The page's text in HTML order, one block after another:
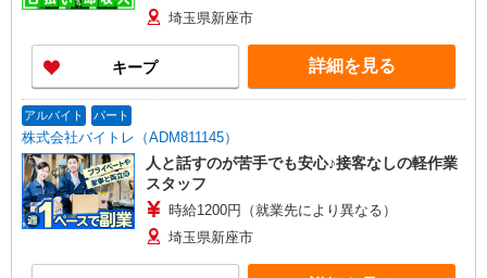
埼玉県新座市
キープ 詳細を見る
アルバイト パート
株式会社バイトレ（ADM811145）
人と話すのが苦手でも安心♪接客なしの軽作業
スタッフ
時給1200円（就業先により異なる）
埼玉県新座市